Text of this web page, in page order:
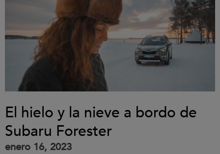
El hielo y la nieve a bordo de
Subaru Forester
enero 16, 2023